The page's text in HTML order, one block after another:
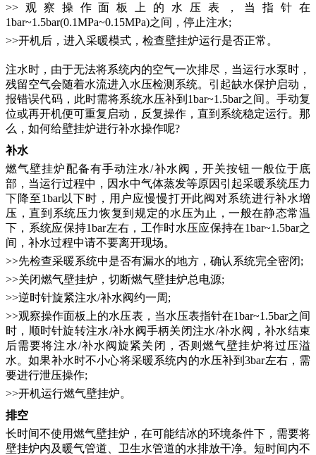
>>观察操作面板上的水压表，当指针在
1bar~1.5bar(0.1MPa~0.15MPa)之间，停止注水;
>>开机后，进入采暖模式，检查壁挂炉运行是否正常。
注水时，由于无法将系统内的空气一次排尽，当运行水泵时，
残留空气会随着水流进入水压检测系统。引起缺水保护启动，
报错误代码，此时需将系统水压补到 1bar~1.5bar之间。手动复
位或再开机便可重复启动，反复操作，直到系统稳定运行。那
么，如何给壁挂炉进行补水操作呢?
补水
燃气壁挂炉配备有手动注水/补水阀，开关按钮一般位于底
部，当运行过程中，因水中气体蒸发等原因引起采暖系统压力
下降至1bar以下时，用户应慢慢打开此阀对系统进行补水增
压，直到系统压力恢复到规定的水压为止，一般在静态常温
下，系统应保持1bar左右，工作时水压应保持在1bar~1.5bar之
间，补水过程中请不要离开现场。
>>先检查采暖系统中是否有漏水的地方，确认系统完全密闭;
>>关闭燃气壁挂炉，切断燃气壁挂炉总电源;
>>逆时针旋紧注水/补水阀约一周;
>>观察操作面板上的水压表，当水压表指针在1bar~1.5bar之间
时，顺时针旋转注水/补水阀手柄关闭注水/补水阀，补水结束
后需要将注水/补水阀旋紧关闭，否则燃气壁挂炉将过压溢
水。如果补水时不小心将采暖系统内的水压补到3bar左右，需
要进行泄压操作;
>>开机运行燃气壁挂炉。
排空
长时间不使用燃气壁挂炉 ，在可能结冰的环境条件下，需要将
壁挂炉内及暖气管道、卫生水管道的水排放干净。短时间内不